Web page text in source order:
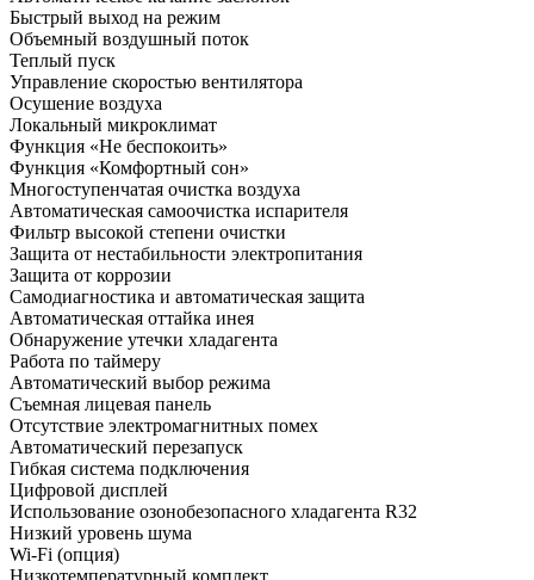
Быстрый выход на режим
Объемный воздушный поток
Теплый пуск
Управление скоростью вентилятора
Осушение воздуха
Локальный микроклимат
Функция «Не беспокоить»
Функция «Комфортный сон»
Многоступенчатая очистка воздуха
Автоматическая самоочистка испарителя
Фильтр высокой степени очистки
Защита от нестабильности электропитания
Защита от коррозии
Самодиагностика и автоматическая защита
Автоматическая оттайка инея
Обнаружение утечки хладагента
Работа по таймеру
Автоматический выбор режима
Съемная лицевая панель
Отсутствие электромагнитных помех
Автоматический перезапуск
Гибкая система подключения
Цифровой дисплей
Использование озонобезопасного хладагента R32
Низкий уровень шума
Wi-Fi (опция)
Низкотемпературный комплект